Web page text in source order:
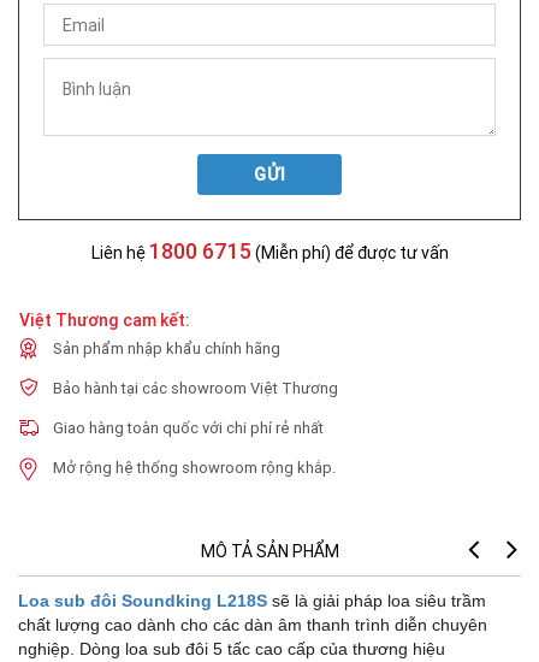
GỬI
Liên hệ 1800 6715 (Miễn phí) để được tư vấn
Việt Thương cam kết:
Sản phẩm nhập khẩu chính hãng
Bảo hành tại các showroom Việt Thương
Giao hàng toàn quốc với chi phí rẻ nhất
Mở rộng hệ thống showroom rộng khắp.
MÔ TẢ SẢN PHẨM
Loa sub đôi Soundking L218S sẽ là giải pháp loa siêu trầm
chất lượng cao dành cho các dàn âm thanh trình diễn chuyên
nghiệp. Dòng loa sub đôi 5 tấc cao cấp của thương hiệu